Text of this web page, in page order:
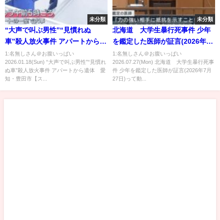
未分類
“大声で叫ぶ男性”“見慣れぬ
車”殺人放火事件 アパートから遺
体 愛知・豊田市【スーパーJチ
ャンネル】(2026年1月18日)
1:名無しさん＠お腹いっぱい
2026.01.18(Sun) “大声で叫ぶ男性”“見慣れ
ぬ車”殺人放火事件 アパートから遺体 愛
知・豊田市【ス...
未分類
北海道 大学生暴行死事件 少年
を鑑定した医師が証言(2026年7
月27日)
1:名無しさん＠お腹いっぱい
2026.07.27(Mon) 北海道 大学生暴行死事
件 少年を鑑定した医師が証言(2026年7月
27日)って動...